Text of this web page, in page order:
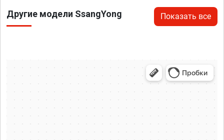
Другие модели SsangYong Показать все